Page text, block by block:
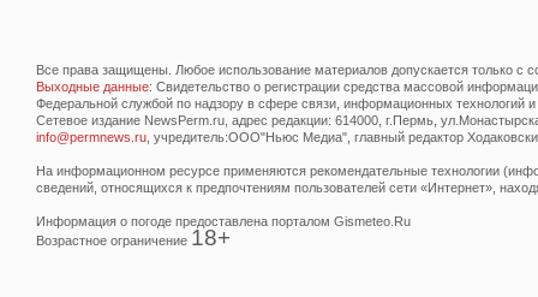
Все права защищены. Любое использование материалов допускается только с
Выходные данные: Свидетельство о регистрации средства массовой
Федеральной службой по надзору в сфере связи, информационных технологий
Сетевое издание NewsPerm.ru, адрес редакции: 614000, г.Пермь,
info@permnews.ru , учредитель:ООО"Ньюс Медиа", главный редактор
На информационном ресурсе применяются рекомендательные технологии
сведений, относящихся к предпочтениям пользователей сети «Интернет»,
Информация о погоде предоставлена порталом Gismeteo.Ru
Возрастное ограничение 18+